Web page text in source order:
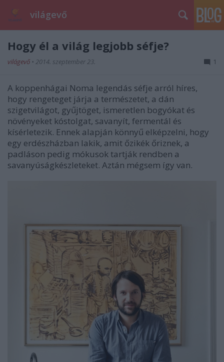
világevő
Hogy él a világ legjobb séfje?
világevő • 2014. szeptember 23. 1
A koppenhágai Noma legendás séfje arról híres,
hogy rengeteget járja a természetet, a dán
szigetvilágot, gyűjtöget, ismeretlen bogyókat és
növényeket kóstolgat, savanyít, fermentál és
kísérletezik. Ennek alapján könnyű elképzelni, hogy
egy erdészházban lakik, amit őzikék őriznek, a
padláson pedig mókusok tartják rendben a
savanyúságkészleteket. Aztán mégsem így van.